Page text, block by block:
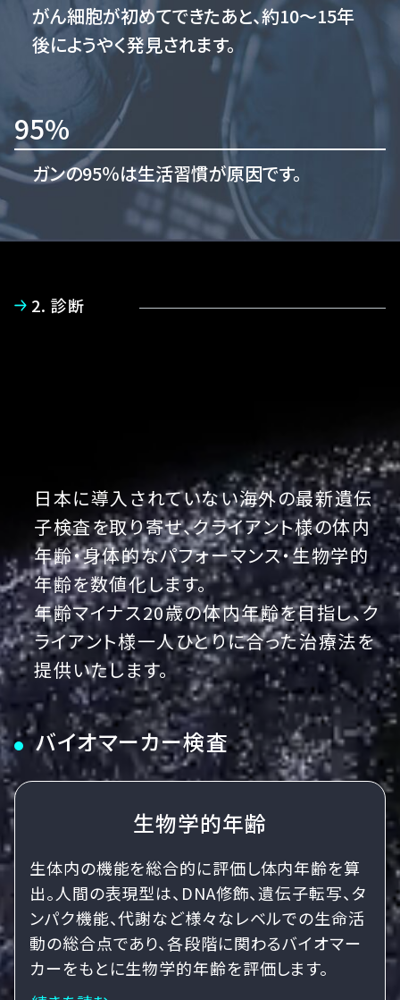
がん細胞が初めてできたあと、約10〜15年
後にようやく発見されます。
95%
ガンの95％は生活習慣が原因です。
2. 診断
日本に導入されていない海外の最新遺伝
子検査を取り寄せ、クライアント様の体内
年齢・身体的なパフォーマンス・生物学的
年齢を数値化します。
年齢マイナス20歳の体内年齢を目指し、ク
ライアント様一人ひとりに合った治療法を
提供いたします。
バイオマーカー検査
生物学的年齢
生体内の機能を総合的に評価し体内年齢を算
出。人間の表現型は、DNA修飾、遺伝子転写、タ
ンパク機能、代謝など様々なレベルでの生命活
動の総合点であり、各段階に関わるバイオマー
カーをもとに生物学的年齢を評価します。